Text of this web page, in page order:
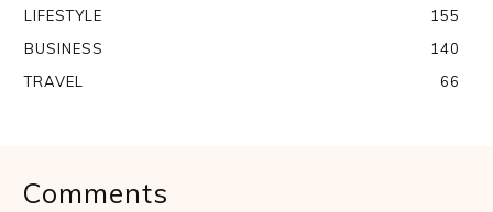
LIFESTYLE
155
BUSINESS
140
TRAVEL
66
Comments